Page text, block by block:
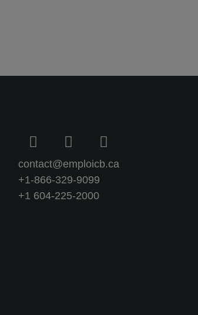
contact@emploicb.ca
+1-866-329-9099
+1 604-225-2000